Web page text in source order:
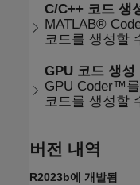
C/C++ 코드 생
MATLAB®
코드를 생성할
GPU 코드 생성
GPU Coder™
코드를 생성할
버전 내역
R2023b에 개발됨